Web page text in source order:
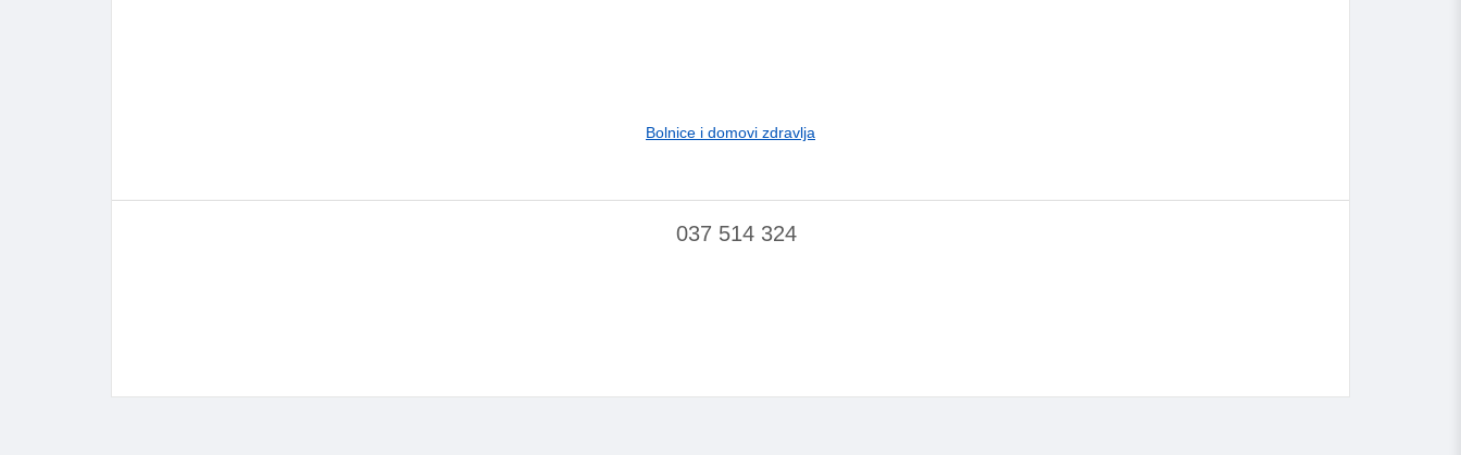
Bolnice i domovi zdravlja
037 514 324